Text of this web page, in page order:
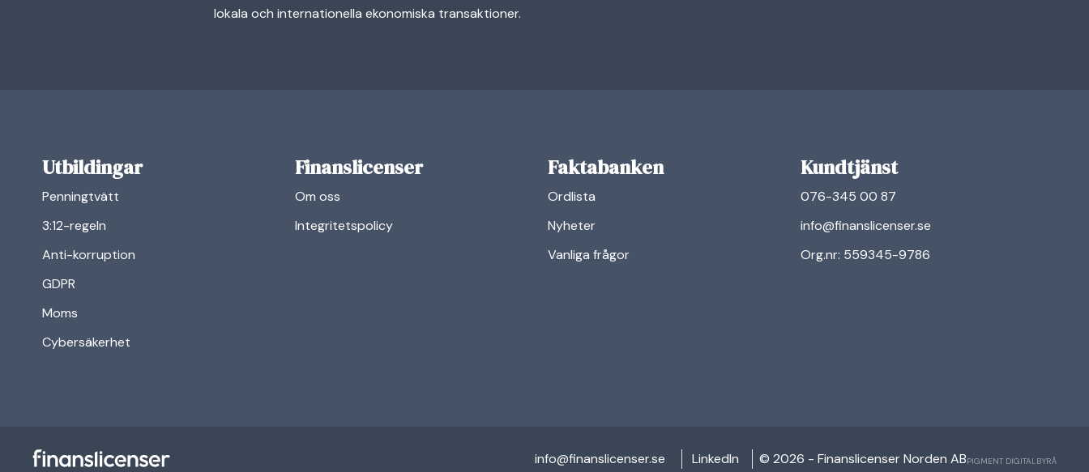
lokala och internationella ekonomiska transaktioner.
Utbildingar
Penningtvätt
3:12-regeln
Anti-korruption
GDPR
Moms
Cybersäkerhet
Finanslicenser
Om oss
Integritetspolicy
Faktabanken
Ordlista
Nyheter
Vanliga frågor
Kundtjänst
076-345 00 87
info@finanslicenser.se
Org.nr: 559345-9786
info@finanslicenser.se linkedin
LinkedIn © 2026 - Finanslicenser Norden ABPIGMENT DIGITALBYRÅ